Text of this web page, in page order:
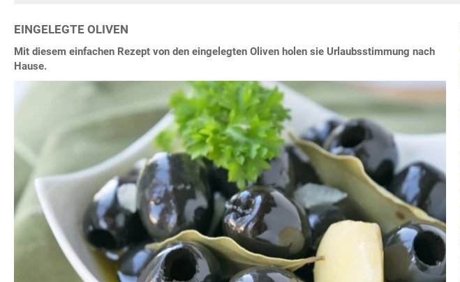
EINGELEGTE OLIVEN
Mit diesem einfachen Rezept von den eingelegten Oliven holen sie Urlaubsstimmung nach
Hause.